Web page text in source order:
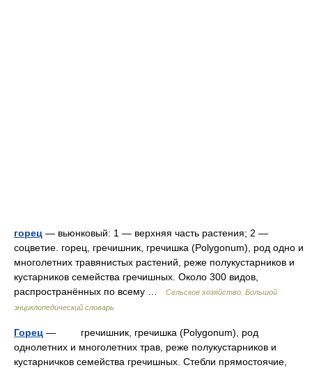
горец — вьюнковый: 1 — верхняя часть растения; 2 —
соцветие. горец, гречишник, гречишка (Polygonum), род одно и
многолетних травянистых растений, реже полукустарников и
кустарников семейства гречишных. Около 300 видов,
распространённых по всему …
Сельское хозяйство. Большой
энциклопедический словарь
Горец — гречишник, гречишка (Polygonum), род
однолетних и многолетних трав, реже полукустарников и
кустарничков семейства гречишных. Стебли прямостоячие,